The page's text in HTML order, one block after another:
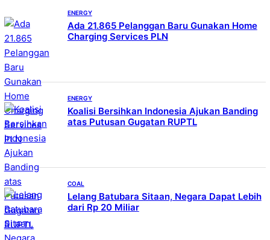
ENERGY
Ada 21.865 Pelanggan Baru Gunakan Home
Charging Services PLN
ENERGY
Koalisi Bersihkan Indonesia Ajukan Banding
atas Putusan Gugatan RUPTL
COAL
Lelang Batubara Sitaan, Negara Dapat Lebih
dari Rp 20 Miliar